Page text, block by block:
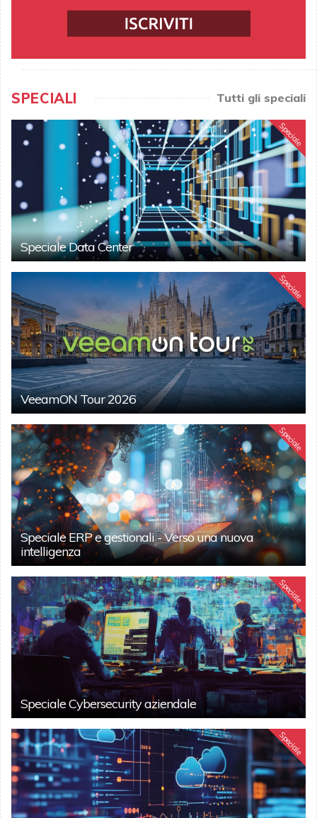
SPECIALI Tutti gli speciali
Speciale
Speciale Data Center
Speciale
VeeamON Tour 2026
Speciale
Speciale ERP e gestionali - Verso una nuova
intelligenza
Speciale
Speciale Cybersecurity aziendale
Speciale